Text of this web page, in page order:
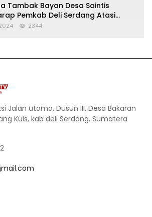
Tambak Bayan Desa Saintis
Pemkab Deli Serdang Atasi
2344
Jalan utomo, Dusun III, Desa Bakaran
Kuis, kab deli Serdang, Sumatera